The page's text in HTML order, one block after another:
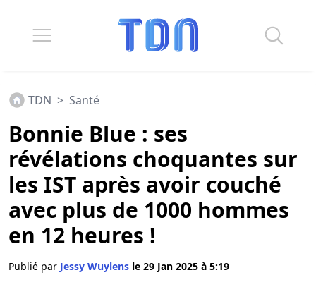
TDN > Santé
Bonnie Blue : ses
révélations choquantes sur
les IST après avoir couché
avec plus de 1000 hommes
en 12 heures !
Publié par Jessy Wuylens le 29 Jan 2025 à 5:19